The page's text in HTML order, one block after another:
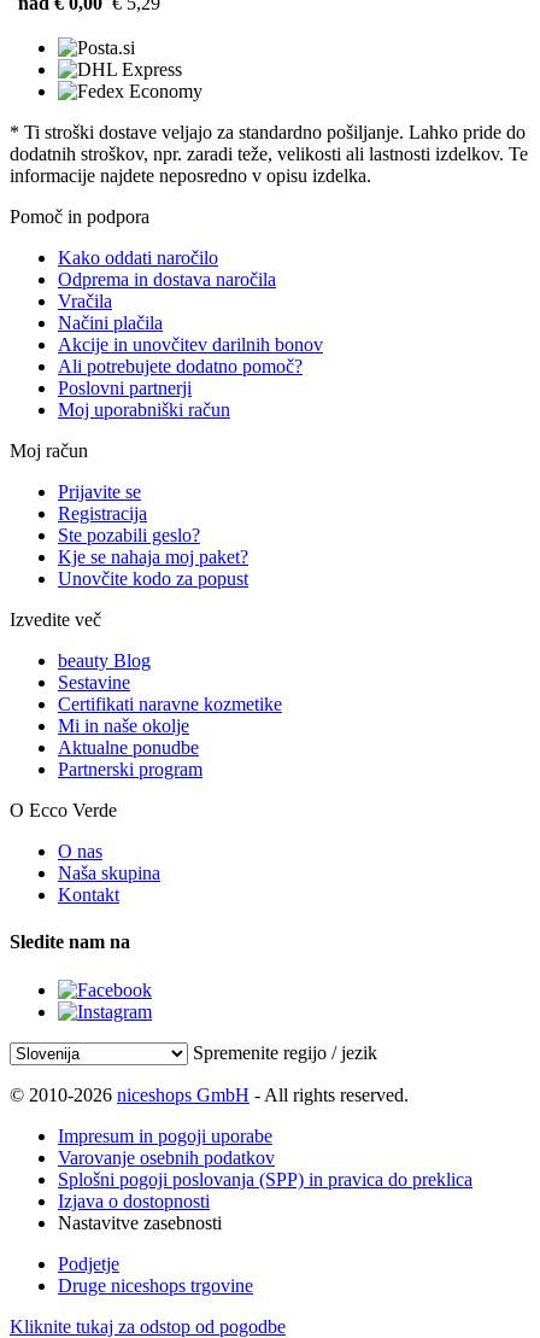
* Ti stroški dostave veljajo za standardno pošiljanje. Lahko pride do
dodatnih stroškov, npr. zaradi teže, velikosti ali lastnosti izdelkov. Te
informacije najdete neposredno v opisu izdelka.
Pomoč in podpora
Kako oddati naročilo
Odprema in dostava naročila
Vračila
Načini plačila
Akcije in unovčitev darilnih bonov
Ali potrebujete dodatno pomoč?
Poslovni partnerji
Moj uporabniški račun
Moj račun
Prijavite se
Registracija
Ste pozabili geslo?
Kje se nahaja moj paket?
Unovčite kodo za popust
Izvedite več
beauty Blog
Sestavine
Certifikati naravne kozmetike
Mi in naše okolje
Aktualne ponudbe
Partnerski program
O Ecco Verde
O nas
Naša skupina
Kontakt
Sledite nam na
Spremenite regijo / jezik
© 2010-2026 niceshops GmbH - All rights reserved.
Impresum in pogoji uporabe
Varovanje osebnih podatkov
Splošni pogoji poslovanja (SPP) in pravica do preklica
Izjava o dostopnosti
Nastavitve zasebnosti
Podjetje
Druge niceshops trgovine
Kliknite tukaj za odstop od pogodbe